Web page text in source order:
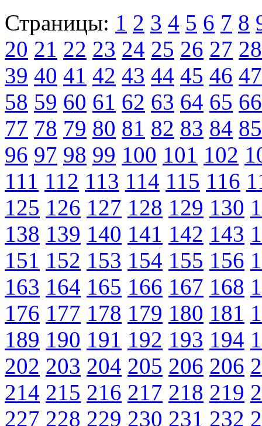
Страницы: 1 2 3 4 5 6 7 8
20 21 22 23 24 25 26 27 28
39 40 41 42 43 44 45 46 47
58 59 60 61 62 63 64 65 66
77 78 79 80 81 82 83 84 85
96 97 98 99 100 101 102
111 112 113 114 115 116
125 126 127 128 129 130
138 139 140 141 142 143
151 152 153 154 155 156
163 164 165 166 167 168
176 177 178 179 180 181
189 190 191 192 193 194
202 203 204 205 206 206
214 215 216 217 218 219
227 228 229 230 231 232